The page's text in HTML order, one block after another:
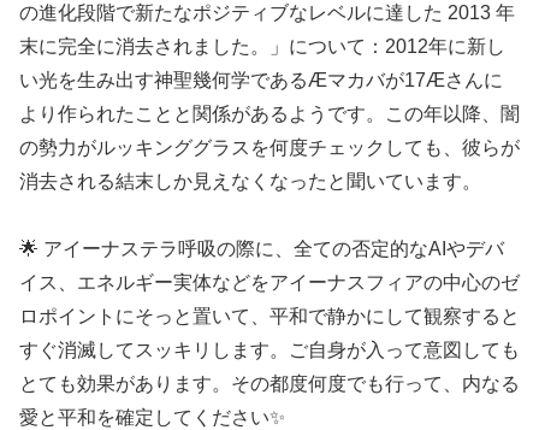
の進化段階で新たなポジティブなレベルに達した 2013 年
末に完全に消去されました。」について：2012年に新し
い光を生み出す神聖幾何学であるÆマカバが17Æさんに
より作られたことと関係があるようです。この年以降、闇
の勢力がルッキンググラスを何度チェックしても、彼らが
消去される結末しか見えなくなったと聞いています。
🌟 アイーナステラ呼吸の際に、全ての否定的なAIやデバ
イス、エネルギー実体などをアイーナスフィアの中心のゼ
ロポイントにそっと置いて、平和で静かにして観察すると
すぐ消滅してスッキリします。ご自身が入って意図しても
とても効果があります。その都度何度でも行って、内なる
愛と平和を確定してください✨